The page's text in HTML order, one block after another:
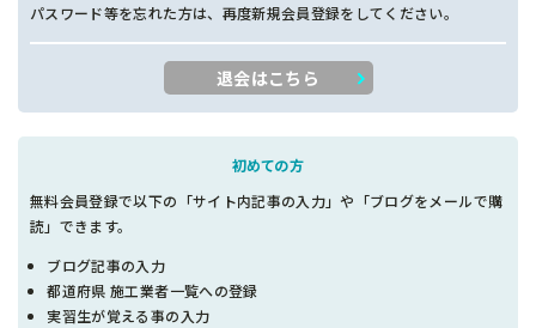
パスワード等を忘れた方は、再度新規会員登録をしてください。
退会はこちら
初めての方
無料会員登録で以下の「サイト内記事の入力」や「ブログをメールで購
読」できます。
ブログ記事の入力
都道府県 施工業者一覧への登録
実習生が覚える事の入力